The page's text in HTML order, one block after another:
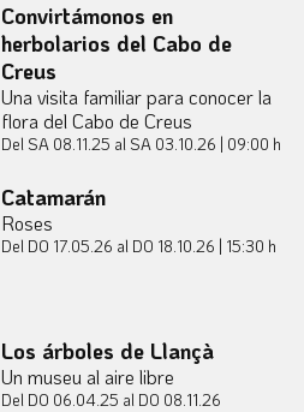
Convirtámonos en
herbolarios del Cabo de
Creus
Una visita familiar para conocer la
flora del Cabo de Creus
Del SA 08.11.25 al SA 03.10.26 | 09:00 h
Catamarán
Roses
Del DO 17.05.26 al DO 18.10.26 | 15:30 h
Los árboles de Llançà
Un museu al aire libre
Del DO 06.04.25 al DO 08.11.26